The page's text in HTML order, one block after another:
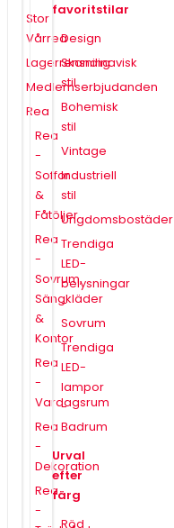
Stor
Vårrea
Lagerrensning
Medlemserbjudanden
Rea
Rea
-
Soffor
&
Fåtöljer
Rea
-
Sovrum,
Sängkläder
&
Kontor
Rea
-
Vardagsrum
Rea
-
Dekoration
Rea
-
favoritstilar
Design
Skandinavisk
stil
Bohemisk
stil
Vintage
Industriell
stil
Ungdomsbostäder
Trendiga
LED-
belysningar
-
Sovrum
Trendiga
LED-
lampor
-
Badrum
Urval
efter
färg
Röd